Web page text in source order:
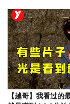
【越哥】我看过的